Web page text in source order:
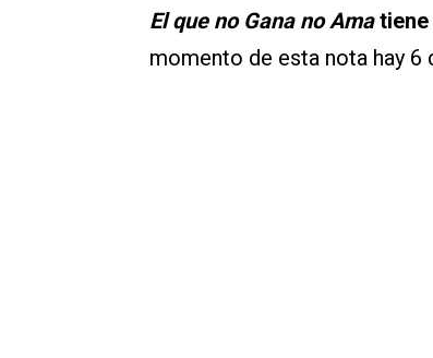
El que no Gana no Amatiene
momento de esta nota hay